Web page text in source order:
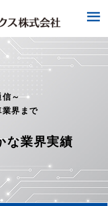
が誇る
造の技術力
信～
界まで
な業界実績
ューション
現する
技術的知見